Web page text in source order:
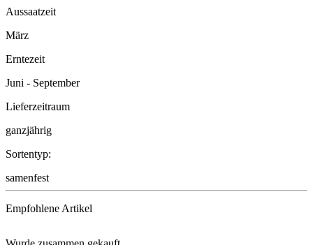
Aussaatzeit
März
Erntezeit
Juni - September
Lieferzeitraum
ganzjährig
Sortentyp:
samenfest
Empfohlene Artikel